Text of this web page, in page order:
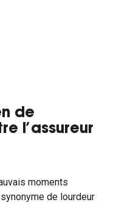
de
l’assureur
moments
de lourdeur